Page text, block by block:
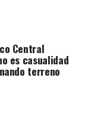
Central
es casualidad
terreno